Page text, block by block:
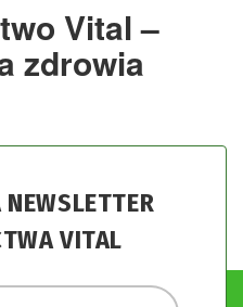
Vital –
zdrowia
VITAL